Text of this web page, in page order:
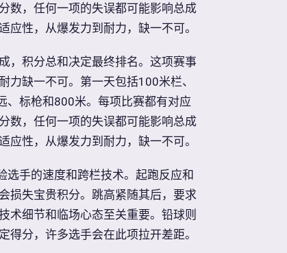
数，任何一项的失误都可能影响总成
应性，从爆发力到耐力，缺一不可。
，积分总和决定最终排名。这项赛事
力缺一不可。第一天包括100米栏、
、标枪和800米。每项比赛都有对应
数，任何一项的失误都可能影响总成
应性，从爆发力到耐力，缺一不可。
选手的速度和跨栏技术。起跑反应和
损失宝贵积分。跳高紧随其后，要求
术细节和临场心态至关重要。铅球则
得分，许多选手会在此项拉开差距。